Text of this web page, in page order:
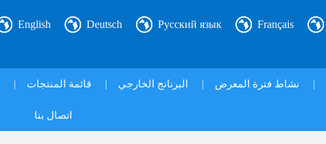
English Deutsch Русский язык Français
| نشاط فترة المعرض | البرنانج الخارجي | قائمة المنتجات |
اتصال بنا